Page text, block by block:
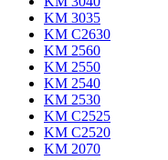
KM 3035
KM C2630
KM 2560
KM 2550
KM 2540
KM 2530
KM C2525
KM C2520
KM 2070